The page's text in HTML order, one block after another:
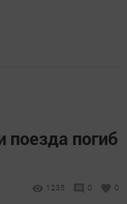
поезда погиб
1235 0 0